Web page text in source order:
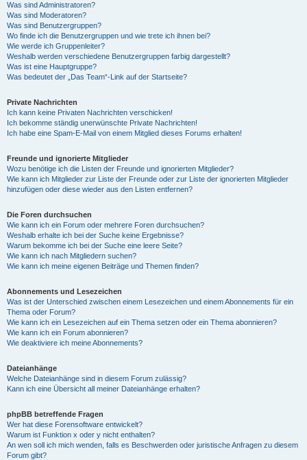
Was sind Administratoren?
Was sind Moderatoren?
Was sind Benutzergruppen?
Wo finde ich die Benutzergruppen und wie trete ich ihnen bei?
Wie werde ich Gruppenleiter?
Weshalb werden verschiedene Benutzergruppen farbig dargestellt?
Was ist eine Hauptgruppe?
Was bedeutet der „Das Team“-Link auf der Startseite?
Private Nachrichten
Ich kann keine Privaten Nachrichten verschicken!
Ich bekomme ständig unerwünschte Private Nachrichten!
Ich habe eine Spam-E-Mail von einem Mitglied dieses Forums erhalten!
Freunde und ignorierte Mitglieder
Wozu benötige ich die Listen der Freunde und ignorierten Mitglieder?
Wie kann ich Mitglieder zur Liste der Freunde oder zur Liste der ignorierten Mitglieder
hinzufügen oder diese wieder aus den Listen entfernen?
Die Foren durchsuchen
Wie kann ich ein Forum oder mehrere Foren durchsuchen?
Weshalb erhalte ich bei der Suche keine Ergebnisse?
Warum bekomme ich bei der Suche eine leere Seite?
Wie kann ich nach Mitgliedern suchen?
Wie kann ich meine eigenen Beiträge und Themen finden?
Abonnements und Lesezeichen
Was ist der Unterschied zwischen einem Lesezeichen und einem Abonnements für ein
Thema oder Forum?
Wie kann ich ein Lesezeichen auf ein Thema setzen oder ein Thema abonnieren?
Wie kann ich ein Forum abonnieren?
Wie deaktiviere ich meine Abonnements?
Dateianhänge
Welche Dateianhänge sind in diesem Forum zulässig?
Kann ich eine Übersicht all meiner Dateianhänge erhalten?
phpBB betreffende Fragen
Wer hat diese Forensoftware entwickelt?
Warum ist Funktion x oder y nicht enthalten?
An wen soll ich mich wenden, falls es Beschwerden oder juristische Anfragen zu diesem
Forum gibt?